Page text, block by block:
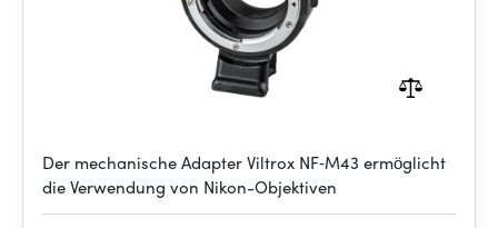
Der mechanische Adapter Viltrox NF‑M43 ermöglicht
die Verwendung von Nikon-Objektiven